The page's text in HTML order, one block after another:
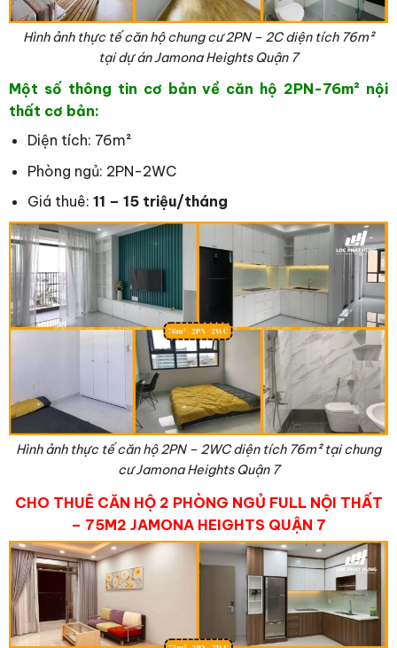
Hình ảnh thực tế căn hộ chung cư 2PN – 2C diện tích 76m²
tại dự án Jamona Heights Quận 7
Một số thông tin cơ bản về căn hộ 2PN-76m² nội
thất cơ bản:
Diện tích: 76m²
Phòng ngủ: 2PN-2WC
Giá thuê: 11 – 15 triệu/tháng
Hình ảnh thực tế căn hộ 2PN – 2WC diện tích 76m²tại chung
cư Jamona Heights Quận 7
CHO THUÊ CĂN HỘ 2 PHÒNG NGỦ FULL NỘI THẤT
– 75M2 JAMONA HEIGHTS QUẬN 7